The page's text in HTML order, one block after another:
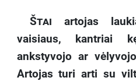
Štaiartojas
vaisiaus, kantriai
ankstyvojo ar
Artojas turi arti su